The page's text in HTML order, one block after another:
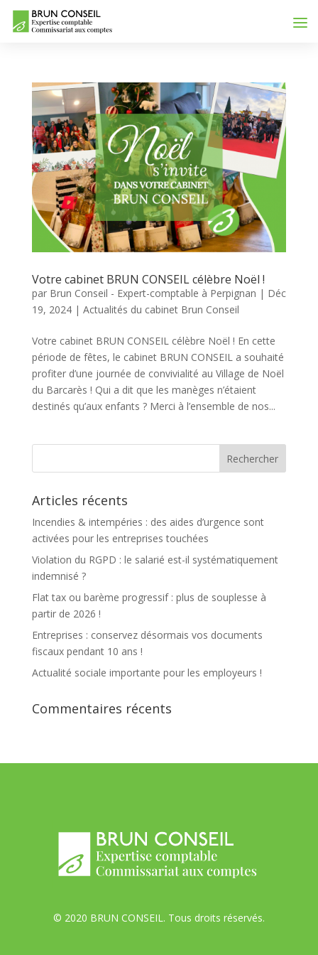
Votre cabinet BRUN CONSEIL célèbre Noël !
par Brun Conseil - Expert-comptable à Perpignan | Déc
19, 2024| Actualités du cabinet Brun Conseil
Votre cabinet BRUN CONSEIL célèbre Noël ! En cette
période de fêtes, le cabinet BRUN CONSEIL a souhaité
profiter d’une journée de convivialité au Village de Noël
du Barcarès ! Qui a dit que les manèges n’étaient
destinés qu’aux enfants ? Merci à l’ensemble de nos...
Articles récents
Incendies & intempéries : des aides d’urgence sont
activées pour les entreprises touchées
Violation du RGPD : le salarié est-il systématiquement
indemnisé ?
Flat tax ou barème progressif : plus de souplesse à
partir de 2026 !
Entreprises : conservez désormais vos documents
fiscaux pendant 10 ans !
Actualité sociale importante pour les employeurs !
Commentaires récents
© 2020 BRUN CONSEIL. Tous droits réservés.